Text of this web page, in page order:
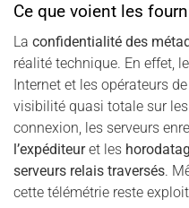
Ce que voient les
La confidentialité des
réalité technique. En effet,
Internet et les opérateurs
visibilité quasi totale sur
connexion, les serveurs
l’expéditeuret les
serveurs relais traversés.
cette télémétrie reste